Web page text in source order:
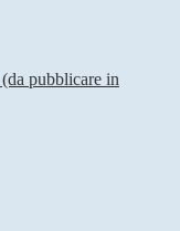
pubblicare in